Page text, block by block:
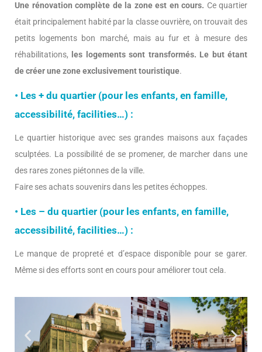
Une rénovation complète de la zone est en cours. Ce quartier
était principalement habité par la classe ouvrière, on trouvait des
petits logements bon marché, mais au fur et à mesure des
réhabilitations,
les logements sont transformés. Le but étant
de créer une zone exclusivement touristique.
• Les + du quartier (pour les enfants, en famille,
accessibilité, facilities…) :
Le quartier historique avec ses grandes maisons aux façades
sculptées. La possibilité de se promener, de marcher dans une
des rares zones piétonnes de la ville.
Faire ses achats souvenirs dans les petites échoppes.
• Les – du quartier (pour les enfants, en famille,
accessibilité, facilities…) :
Le manque de propreté et d’espace disponible pour se garer.
Même si des efforts sont en cours pour améliorer tout cela.